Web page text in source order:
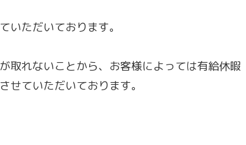
いただいております。
取れないことから、お客様によっては有給休暇
ていただいております。